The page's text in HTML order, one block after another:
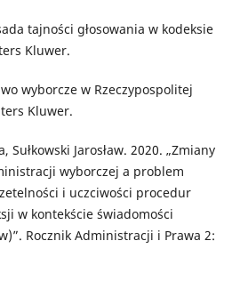
tajności głosowania w kodeksie
Kluwer.
wyborcze w Rzeczypospolitej
Kluwer.
Jarosław. 2020. „Zmiany
wyborczej a problem
i uczciwości procedur
w kontekście świadomości
Rocznik Administracji i Prawa 2: